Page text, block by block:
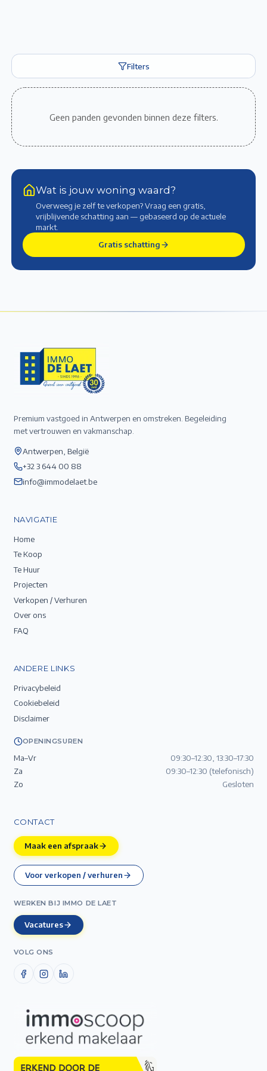
Filters
Geen panden gevonden binnen deze filters.
Wat is jouw woning waard?
Overweeg je zelf te verkopen? Vraag een gratis,
vrijblijvende schatting aan — gebaseerd op de actuele
markt.
Gratis schatting
Premium vastgoed in Antwerpen en omstreken. Begeleiding
met vertrouwen en vakmanschap.
Antwerpen, België
+32 3 644 00 88
info@immodelaet.be
NAVIGATIE
Home
Te Koop
Te Huur
Projecten
Verkopen / Verhuren
Over ons
FAQ
ANDERE LINKS
Privacybeleid
Cookiebeleid
Disclaimer
OPENINGSUREN
Ma–Vr
09:30–12:30, 13:30–17:30
Za
09:30–12:30 (telefonisch)
Zo
Gesloten
CONTACT
Maak een afspraak
Voor verkopen / verhuren
WERKEN BIJ IMMO DE LAET
Vacatures
VOLG ONS